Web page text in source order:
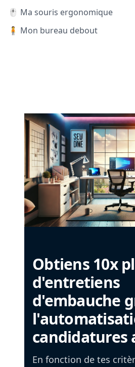
🖱️ Ma souris ergonomique
🧍 Mon bureau debout
Obtiens 10x
d'entretiens
d'embauche
candidatures
En fonction de tes